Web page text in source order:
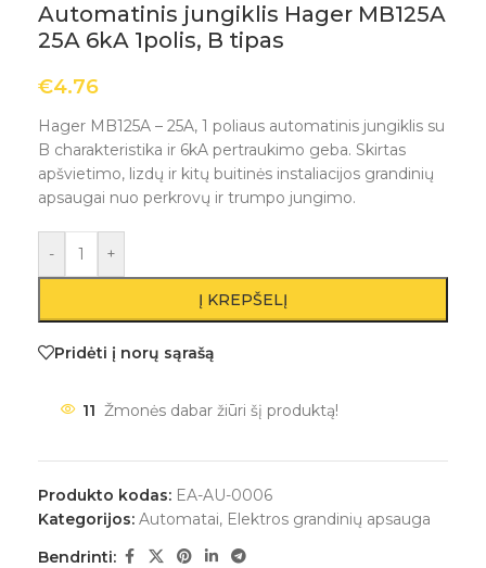
Automatinis jungiklis Hager MB125A
25A 6kA 1polis, B tipas
€4.76
Hager MB125A – 25A, 1 poliaus automatinis jungiklis su
B charakteristika ir 6kA pertraukimo geba. Skirtas
apšvietimo, lizdų ir kitų buitinės instaliacijos grandinių
apsaugai nuo perkrovų ir trumpo jungimo.
- +
Į KREPŠELĮ
Pridėti į norų sąrašą
11 Žmonės dabar žiūri šį produktą!
Produkto kodas: EA-AU-0006
Kategorijos: Automatai, Elektros grandinių apsauga
Bendrinti: